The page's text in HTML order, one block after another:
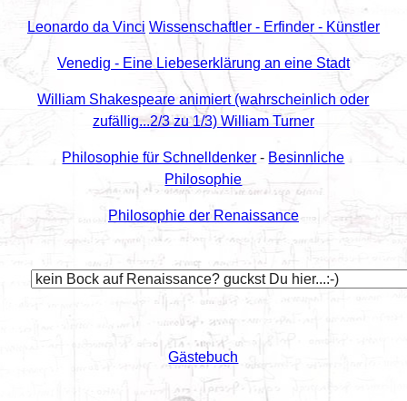
Leonardo da Vinci Wissenschaftler - Erfinder - Künstler
Venedig - Eine Liebeserklärung an eine Stadt
William Shakespeare animiert (wahrscheinlich oder
zufällig...2/3 zu 1/3) William Turner
Philosophie für Schnelldenker - Besinnliche
Philosophie
Philosophie der Renaissance
Gästebuch